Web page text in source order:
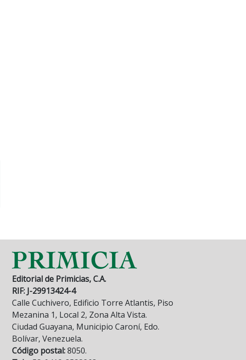
Editorial de Primicias, C.A.
RIF: J-29913424-4
Calle Cuchivero, Edificio Torre Atlantis, Piso
Mezanina 1, Local 2, Zona Alta Vista.
Ciudad Guayana, Municipio Caroní, Edo.
Bolívar, Venezuela.
Código postal:8050.